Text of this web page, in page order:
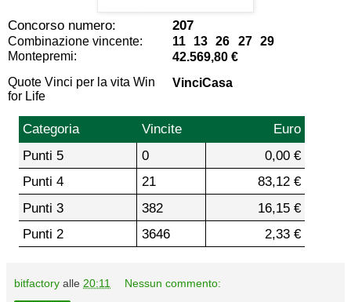
Concorso numero: 207
Combinazione vincente:
11 13 26 27 29
Montepremi:
42.569,80 €
Quote Vinci per la vita Win
for Life
VinciCasa
Categoria Vincite
Euro
Punti 5
0
0,00 €
Punti 4
21
83,12 €
Punti 3
382
16,15 €
Punti 2
3646 2,33 €
bitfactory alle 20:11 Nessun commento: